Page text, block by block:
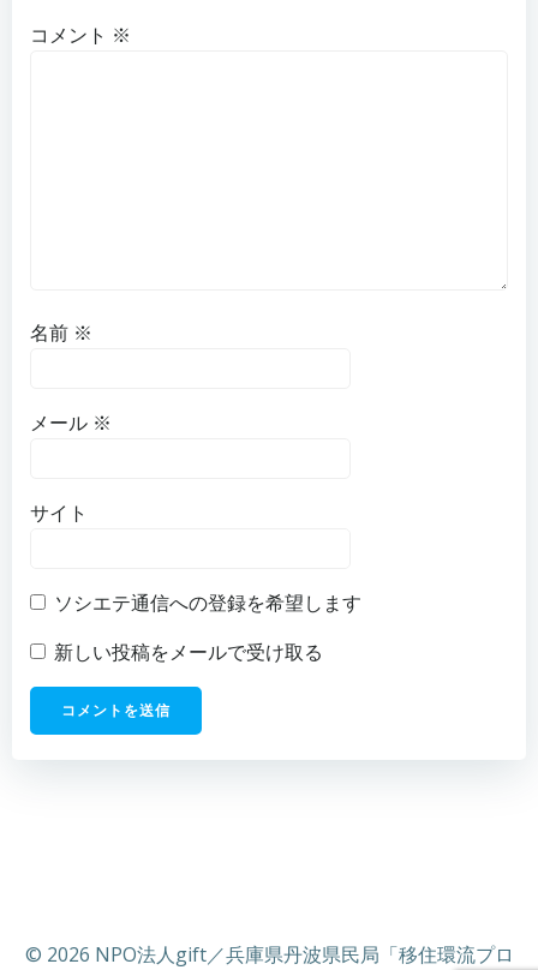
コメント ※
名前 ※
メール ※
サイト
ソシエテ通信への登録を希望します
新しい投稿をメールで受け取る
© 2026 NPO法人gift／兵庫県丹波県民局「移住環流プロ